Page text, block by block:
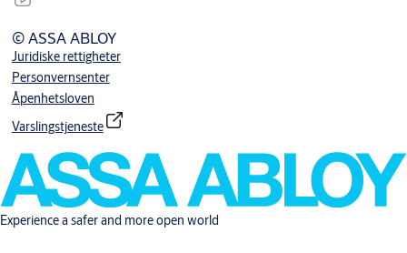
© ASSA ABLOY
Juridiske rettigheter
Personvernsenter
Åpenhetsloven
Varslingstjeneste
Experience a safer and more open world